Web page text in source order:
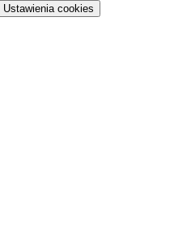
Ustawienia cookies